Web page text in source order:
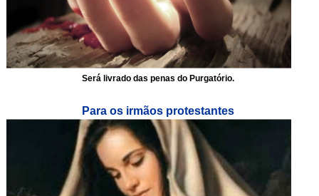
Será livrado das penas do Purgatório.
Para os irmãos protestantes